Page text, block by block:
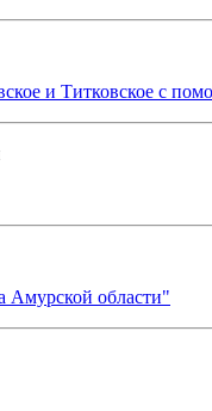
и Титковское с
Амурской области"